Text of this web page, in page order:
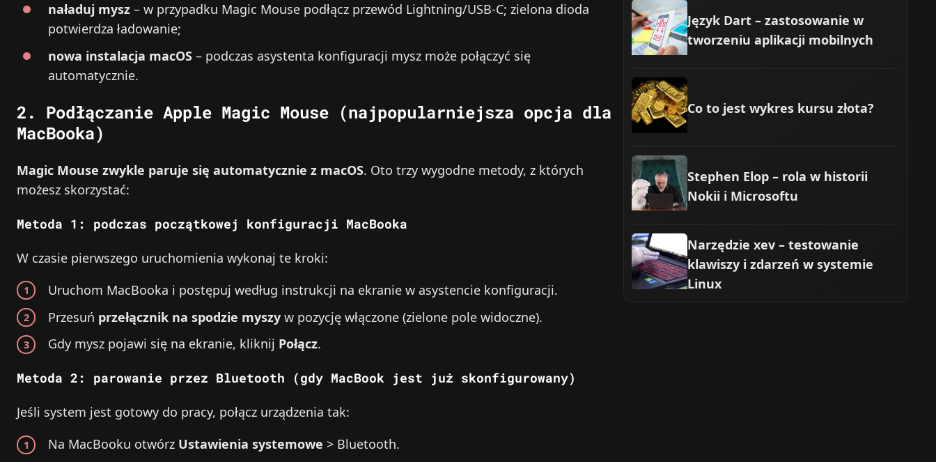
naładuj mysz – w przypadku Magic Mouse podłącz przewód Lightning/USB‑C; zielona dioda
potwierdza ładowanie;
nowa instalacja macOS – podczas asystenta konfiguracji mysz może połączyć się
automatycznie.
2. Podłączanie Apple Magic Mouse (najpopularniejsza opcja dla
MacBooka)
Magic Mouse zwykle paruje się automatycznie z macOS. Oto trzy wygodne metody, z których
możesz skorzystać:
Metoda 1: podczas początkowej konfiguracji MacBooka
W czasie pierwszego uruchomienia wykonaj te kroki:
Uruchom MacBooka i postępuj według instrukcji na ekranie w asystencie konfiguracji.
Przesuń przełącznik na spodzie myszy w pozycję włączone (zielone pole widoczne).
Gdy mysz pojawi się na ekranie, kliknij Połącz.
Metoda 2: parowanie przez Bluetooth (gdy MacBook jest już skonfigurowany)
Jeśli system jest gotowy do pracy, połącz urządzenia tak:
Na MacBooku otwórz Ustawienia systemowe > Bluetooth.
Język Dart – zastosowanie w
tworzeniu aplikacji mobilnych
Co to jest wykres kursu złota?
Stephen Elop – rola w historii
Nokii i Microsoftu
Narzędzie xev – testowanie
klawiszy i zdarzeń w systemie
Linux